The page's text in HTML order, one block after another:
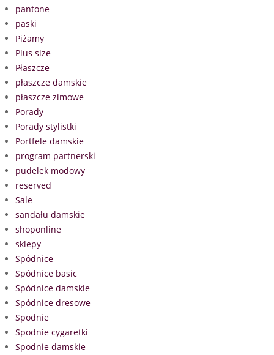
pantone
paski
Piżamy
Plus size
Płaszcze
płaszcze damskie
płaszcze zimowe
Porady
Porady stylistki
Portfele damskie
program partnerski
pudelek modowy
reserved
Sale
sandału damskie
shoponline
sklepy
Spódnice
Spódnice basic
Spódnice damskie
Spódnice dresowe
Spodnie
Spodnie cygaretki
Spodnie damskie